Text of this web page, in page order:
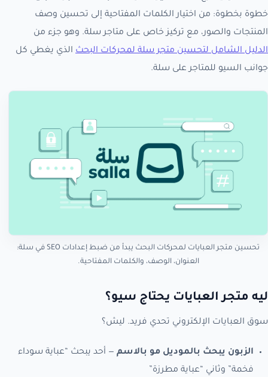
خطوة بخطوة: من اختيار الكلمات المفتاحية إلى تحسين وصف
المنتجات والصور، مع تركيز خاص على متاجر سلة. وهو جزء من
الدليل الشامل لتحسين متجر سلة لمحركات البحث الذي يغطي كل
جوانب السيو للمتاجر على سلة.
تحسين متجر العبايات لمحركات البحث يبدأ من ضبط إعدادات SEO في سلة:
العنوان، الوصف، والكلمات المفتاحية.
ليه متجر العبايات يحتاج سيو؟
سوق العبايات الإلكتروني تحدي فريد. ليش؟
الزبون يبحث بالموديل مو بالاسم — أحد يبحث “عباية سوداء
فخمة” وثاني “عباية مطرزة”